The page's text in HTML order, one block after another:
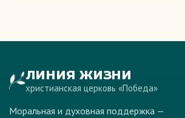
ЛИНИЯ ЖИЗНИ
христианская церковь «Победа»
Моральная и духовная поддержка —